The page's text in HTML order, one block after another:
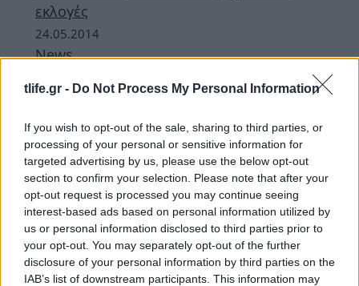
tlife.gr - Do Not Process My Personal Information
If you wish to opt-out of the sale, sharing to third parties, or
processing of your personal or sensitive information for
targeted advertising by us, please use the below opt-out
section to confirm your selection. Please note that after your
opt-out request is processed you may continue seeing
interest-based ads based on personal information utilized by
us or personal information disclosed to third parties prior to
your opt-out. You may separately opt-out of the further
disclosure of your personal information by third parties on the
IAB’s list of downstream participants. This information may
εκλογές
24.05.2014
News
λίγο πριν από την κάλπη!
ΔΙΑΦΗΜΙΣΗ